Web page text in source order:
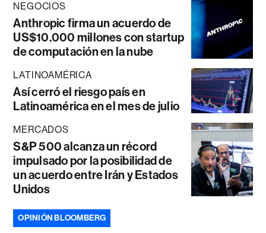
NEGOCIOS
Anthropic firma un acuerdo de
US$10.000 millones con startup
de computación en la nube
LATINOAMÉRICA
Así cerró el riesgo país en
Latinoamérica en el mes de julio
MERCADOS
S&P 500 alcanza un récord
impulsado por la posibilidad de
un acuerdo entre Irán y Estados
Unidos
OPINIÓN BLOOMBERG